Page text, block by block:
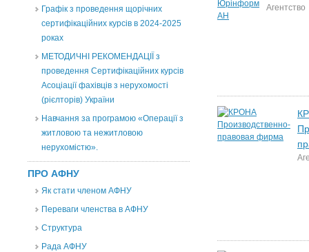
Графік з проведення щорічних
сертифікаційних курсів в 2024-2025
роках
МЕТОДИЧНІ РЕКОМЕНДАЦІЇ з
проведення Сертифікаційних курсів
Асоціації фахівців з нерухомості
(рієлторів) України
Навчання за програмою «Операції з
житловою та нежитловою
нерухомістю».
ПРО АФНУ
Як стати членом АФНУ
Переваги членства в АФНУ
Структура
Рада АФНУ
Агентство